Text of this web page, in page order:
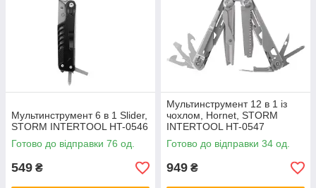
Мультинструмент 6 в 1 Slider,
STORM INTERTOOL HT-0546
Готово до відправки 76 од.
549 ₴
Мультинструмент 12 в 1 із
чохлом, Hornet, STORM
INTERTOOL HT-0547
Готово до відправки 34 од.
949 ₴